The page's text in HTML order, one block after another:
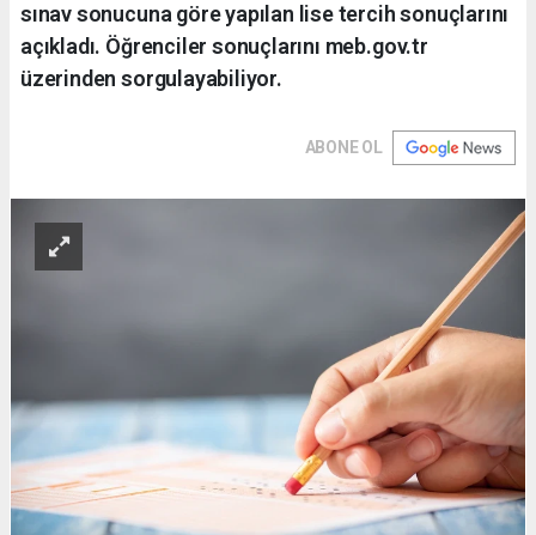
sınav sonucuna göre yapılan lise tercih sonuçlarını
açıkladı. Öğrenciler sonuçlarını meb.gov.tr
üzerinden sorgulayabiliyor.
ABONE OL